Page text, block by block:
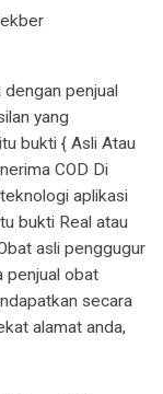
penjual
yang
bukti { Asli Atau
COD Di
aplikasi
bukti Real atau
asli penggugur
penjual obat
secara
alamat anda,